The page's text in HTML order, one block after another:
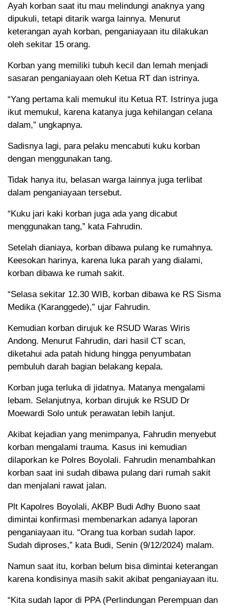
Ayah korban saat itu mau melindungi anaknya yang
dipukuli, tetapi ditarik warga lainnya. Menurut
keterangan ayah korban, penganiayaan itu dilakukan
oleh sekitar 15 orang.
Korban yang memiliki tubuh kecil dan lemah menjadi
sasaran penganiayaan oleh Ketua RT dan istrinya.
“Yang pertama kali memukul itu Ketua RT. Istrinya juga
ikut memukul, karena katanya juga kehilangan celana
dalam,” ungkapnya.
Sadisnya lagi, para pelaku mencabuti kuku korban
dengan menggunakan tang.
Tidak hanya itu, belasan warga lainnya juga terlibat
dalam penganiayaan tersebut.
“Kuku jari kaki korban juga ada yang dicabut
menggunakan tang,” kata Fahrudin.
Setelah dianiaya, korban dibawa pulang ke rumahnya.
Keesokan harinya, karena luka parah yang dialami,
korban dibawa ke rumah sakit.
“Selasa sekitar 12.30 WIB, korban dibawa ke RS Sisma
Medika (Karanggede),” ujar Fahrudin.
Kemudian korban dirujuk ke RSUD Waras Wiris
Andong. Menurut Fahrudin, dari hasil CT scan,
diketahui ada patah hidung hingga penyumbatan
pembuluh darah bagian belakang kepala.
Korban juga terluka di jidatnya. Matanya mengalami
lebam. Selanjutnya, korban dirujuk ke RSUD Dr
Moewardi Solo untuk perawatan lebih lanjut.
Akibat kejadian yang menimpanya, Fahrudin menyebut
korban mengalami trauma. Kasus ini kemudian
dilaporkan ke Polres Boyolali. Fahrudin menambahkan
korban saat ini sudah dibawa pulang dari rumah sakit
dan menjalani rawat jalan.
Plt Kapolres Boyolali, AKBP Budi Adhy Buono saat
dimintai konfirmasi membenarkan adanya laporan
penganiayaan itu. “Orang tua korban sudah lapor.
Sudah diproses,” kata Budi, Senin (9/12/2024) malam.
Namun saat itu, korban belum bisa dimintai keterangan
karena kondisinya masih sakit akibat penganiayaan itu.
“Kita sudah lapor di PPA (Perlindungan Perempuan dan